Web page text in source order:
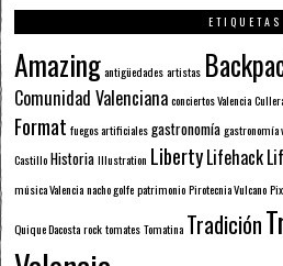
ETIQUETAS
Amazing antigüedades artistas
Comunidad Valenciana conciertos Valencia
Format fuegos artificiales gastronomía gastronomía
Castillo Historia Illustration LibertyLifehack
música Valencia nacho golfe patrimonio Pirotecnia Vulcano
Quique Dacosta rock tomates Tomatina Tradición